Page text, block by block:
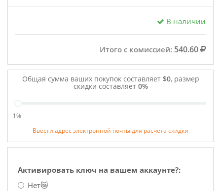
В наличии
Итого с комиссией: 540.60
Общая сумма ваших покупок составляет $0, размер
скидки составляет 0%
1%
Ввести адрес электронной почты для расчёта скидки
Активировать ключ на вашем аккаунте?:
Нет😿